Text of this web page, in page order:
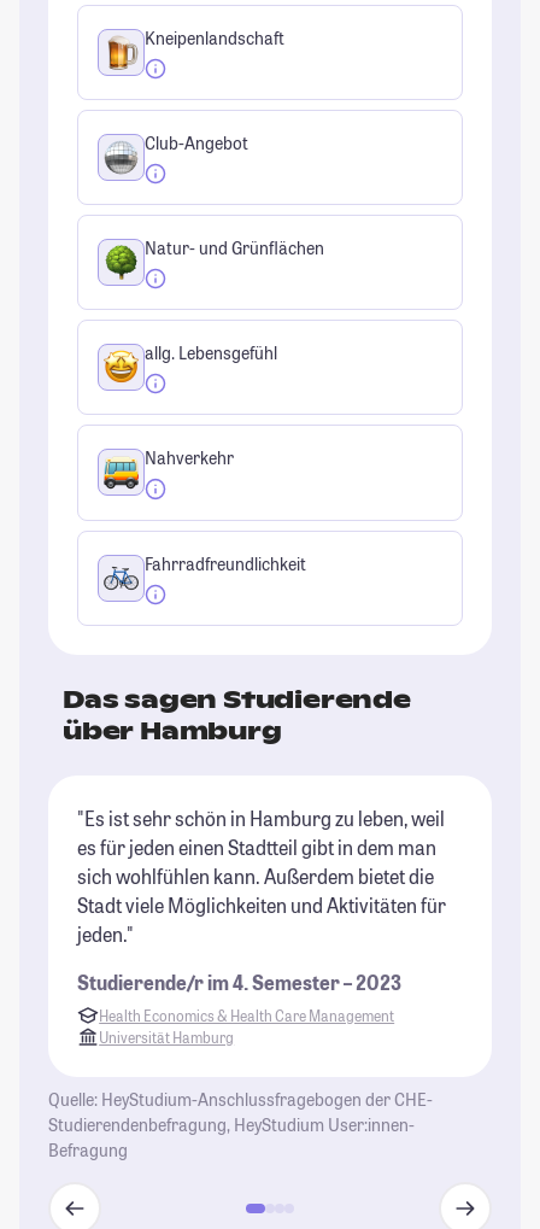
Kneipenlandschaft
Club-Angebot
Natur- und Grünflächen
allg. Lebensgefühl
Nahverkehr
Fahrradfreundlichkeit
Das sagen Studierende
über Hamburg
"Es ist sehr schön in Hamburg zu leben, weil
es für jeden einen Stadtteil gibt in dem man
sich wohlfühlen kann. Außerdem bietet die
Stadt viele Möglichkeiten und Aktivitäten für
jeden."
Studierende/r im 4. Semester – 2023
Health Economics & Health Care Management
Universität Hamburg
Quelle: HeyStudium-Anschlussfragebogen der CHE-
Studierendenbefragung, HeyStudium User:innen-
Befragung